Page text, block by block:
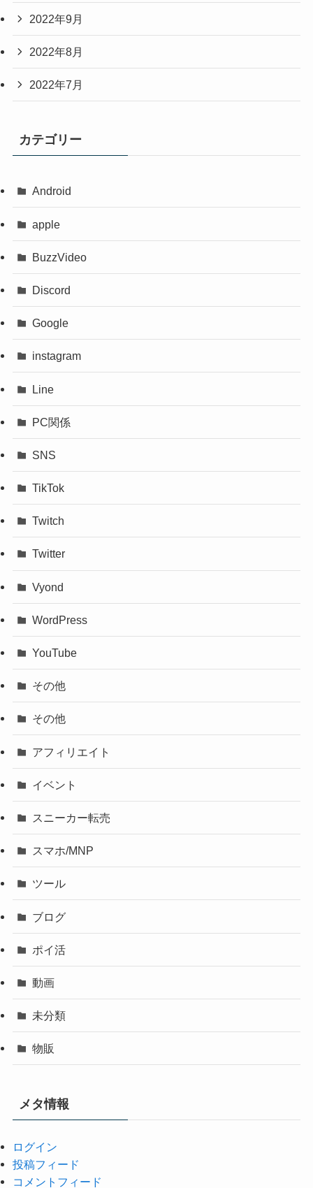
2022年9月
2022年8月
2022年7月
カテゴリー
Android
apple
BuzzVideo
Discord
Google
instagram
Line
PC関係
SNS
TikTok
Twitch
Twitter
Vyond
WordPress
YouTube
その他
その他
アフィリエイト
イベント
スニーカー転売
スマホ/MNP
ツール
ブログ
ポイ活
動画
未分類
物販
メタ情報
ログイン
投稿フィード
コメントフィード